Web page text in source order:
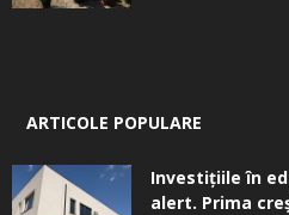
ARTICOLE POPULARE
Investițiile în
alert. Prima